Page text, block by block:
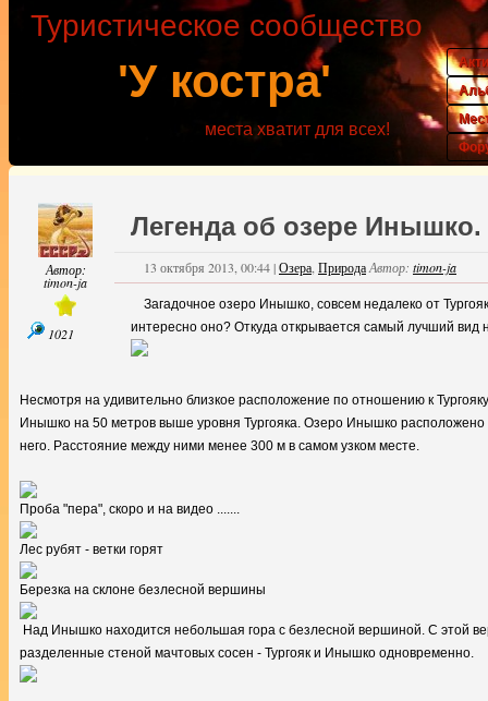
'У костра'
Туристическое сообщество
места хватит для всех!
Автор:
timon-ja
1021
Легенда об озере Инышко.
13 октября 2013, 00:44|Озера ПриродаАвтор: timon-ja
Загадочное озеро Инышко, совсем недалеко от
интересно оно? Откуда открывается самый лучший вид
Несмотря на удивительно близкое расположение по отношению к
Инышко на 50 метров выше уровня Тургояка. Озеро Инышко расположено
него. Расстояние между ними менее 300 м в самом узком месте.
Проба "пера", скоро и на видео .......
Лес рубят - ветки горят
Березка на склоне безлесной вершины
Над Инышко находится небольшая гора с безлесной вершиной. С этой
разделенные стеной мачтовых сосен - Тургояк и Инышко одновременно.